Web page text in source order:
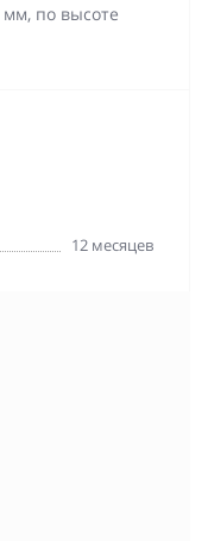
по высоте
12 месяцев